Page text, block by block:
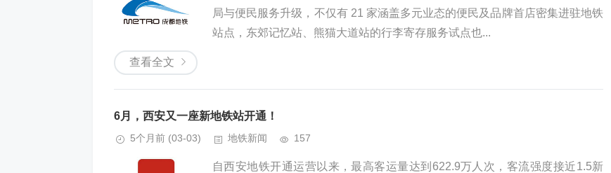
局与便民服务升级，不仅有 21 家涵盖多元业态的便民及品牌首店密集进驻地铁
站点，东郊记忆站、熊猫大道站的行李寄存服务试点也...
查看全文
6月，西安又一座新地铁站开通！
5个月前 (03-03) 地铁新闻 157
自西安地铁开通运营以来，最高客运量达到622.9万人次，客流强度接近1.5新